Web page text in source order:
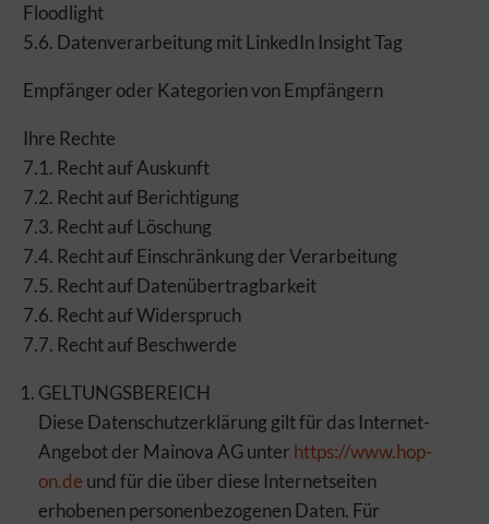
Floodlight
5.6. Datenverarbeitung mit LinkedIn Insight Tag
Empfänger oder Kategorien von Empfängern
Ihre Rechte
7.1. Recht auf Auskunft
7.2. Recht auf Berichtigung
7.3. Recht auf Löschung
7.4. Recht auf Einschränkung der Verarbeitung
7.5. Recht auf Datenübertragbarkeit
7.6. Recht auf Widerspruch
7.7. Recht auf Beschwerde
GELTUNGSBEREICH
Diese Datenschutzerklärung gilt für das Internet-
Angebot der Mainova AG unter https://www.hop-
on.de und für die über diese Internetseiten
erhobenen personenbezogenen Daten. Für